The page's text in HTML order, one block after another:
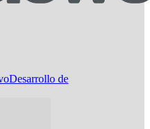
Desarrollo de